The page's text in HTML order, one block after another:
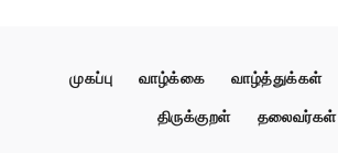
முகப்பு வாழ்க்கை வாழ்த்துக்கள்
திருக்குறள்
தலைவர்கள்